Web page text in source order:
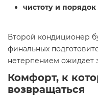
чистоту и
Второй кондиционер
финальных
нетерпением ожидает
Комфорт, к
возвращаться